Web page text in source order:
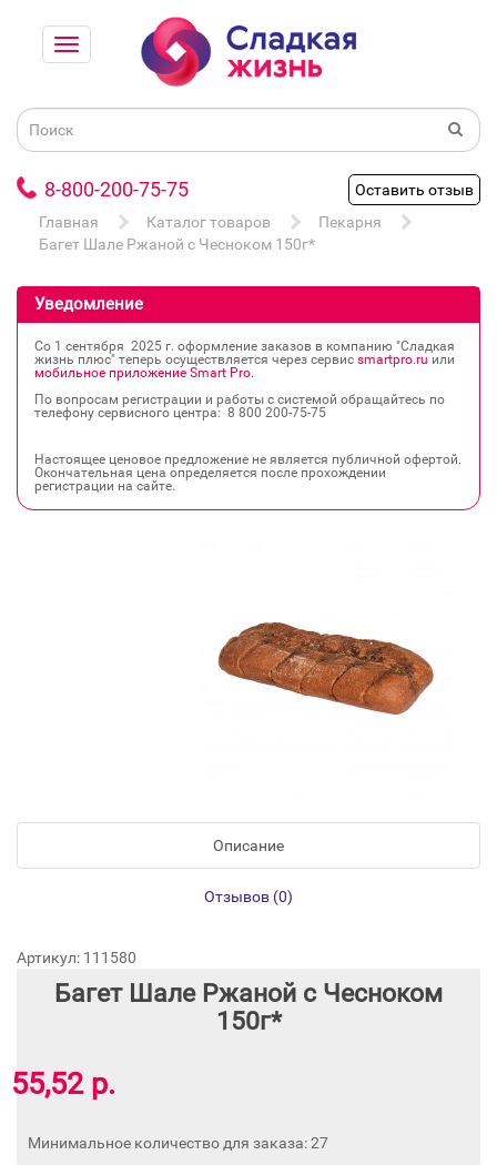
8-800-200-75-75
Оставить отзыв
Главная
Каталог товаров
Пекарня
Багет Шале Ржаной с Чесноком 150г*
Уведомление
Со 1 сентября 2025 г. оформление заказов в компанию "Сладкая
жизнь плюс" теперь осуществляется через сервис smartpro.ru или
мобильное приложение Smart Pro.
По вопросам регистрации и работы с системой обращайтесь по
телефону сервисного центра: 8 800 200‐75‐75
Настоящее ценовое предложение не является публичной офертой.
Окончательная цена определяется после прохождении
регистрации на сайте.
Описание
Отзывов (0)
Артикул: 111580
Багет Шале Ржаной с Чесноком
150г*
55,52 р.
Минимальное количество для заказа: 27